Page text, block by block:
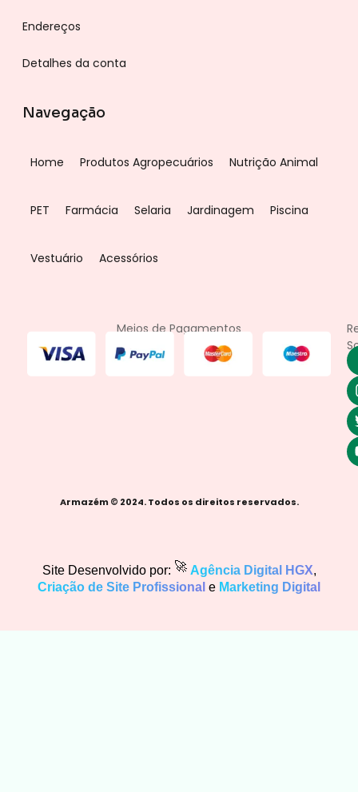
Endereços
Detalhes da conta
Navegação
Home Produtos Agropecuários Nutrição Animal
PET Farmácia Selaria Jardinagem Piscina
Vestuário Acessórios
Meios de Pagamentos
Armazém © 2024. Todos os direitos reservados.
Site Desenvolvido por: 🚀 Agência Digital HGX,
Criação de Site Profissional e Marketing Digital